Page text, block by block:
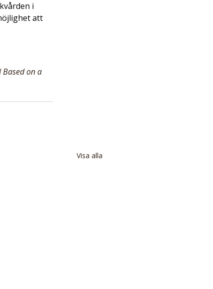
i
att
on a
Visa alla